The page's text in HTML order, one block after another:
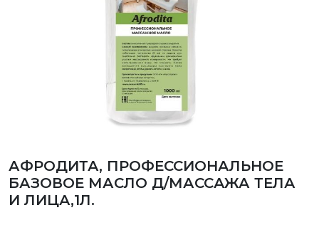
АФРОДИТА, ПРОФЕССИОНАЛЬНОЕ
БАЗОВОЕ МАСЛО Д/МАССАЖА ТЕЛА
И ЛИЦА,1Л.